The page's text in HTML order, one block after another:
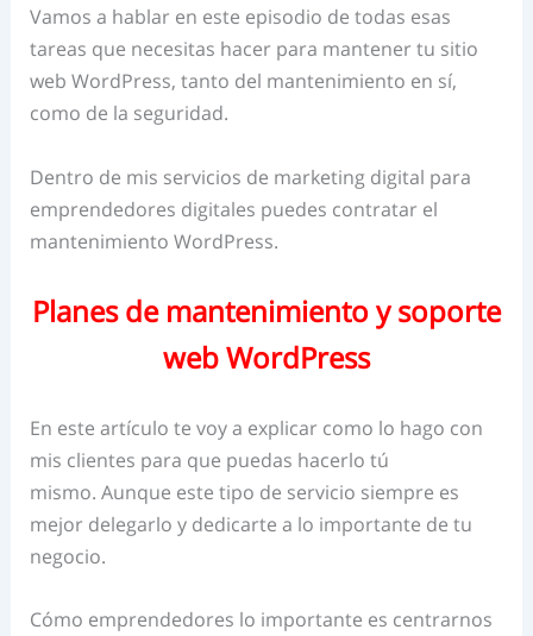
Vamos a hablar en este episodio de todas esas
tareas que necesitas hacer para mantener tu sitio
web WordPress, tanto del mantenimiento en sí,
como de la seguridad.
Dentro de mis servicios de marketing digital para
emprendedores digitales puedes contratar el
mantenimiento WordPress.
Planes de mantenimiento y soporte
web WordPress
En este artículo te voy a explicar como lo hago con
mis clientes para que puedas hacerlo tú
mismo. Aunque este tipo de servicio siempre es
mejor delegarlo y dedicarte a lo importante de tu
negocio.
Cómo emprendedores lo importante es centrarnos